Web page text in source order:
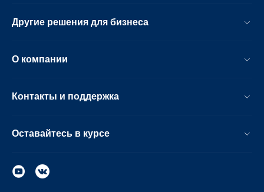
Другие решения для бизнеса
О компании
Контакты и поддержка
Оставайтесь в курсе